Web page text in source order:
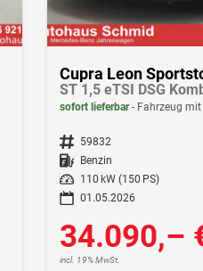
Cupra Leon
ST 1,5 eTSI DSG
sofort lieferbar Fahrzeug mit
Fahrzeugnr. 59832
Kraftstoff Benzin
Leistung
110 kW (150 PS)
01.05.2026
34.090,–
incl. 19% MwSt.